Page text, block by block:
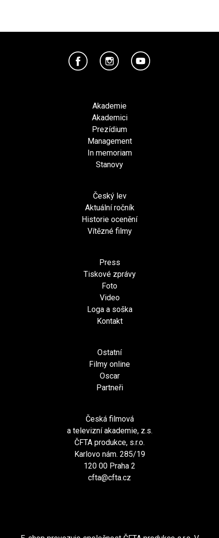
Akademie
Akademici
Prezídium
Management
In memoriam
Stanovy
Český lev
Aktuální ročník
Historie ocenění
Vítězné filmy
Press
Tiskové zprávy
Foto
Video
Loga a soška
Kontakt
Ostatní
Filmy online
Oscar
Partneři
Česká filmová
a televizní akademie, z.s.
ČFTA produkce, s.r.o.
Karlovo nám. 285/19
120 00 Praha 2
cfta@cfta.cz